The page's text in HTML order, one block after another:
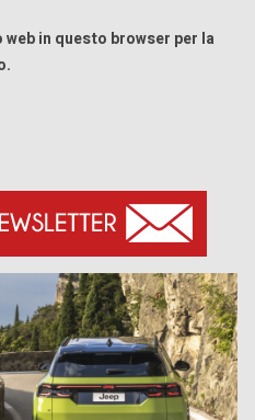
in questo browser per la